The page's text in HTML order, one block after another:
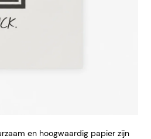
en hoogwaardig papier zijn